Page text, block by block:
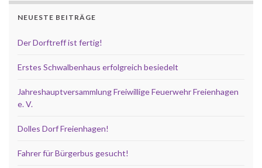
NEUESTE BEITRÄGE
Der Dorftreff ist fertig!
Erstes Schwalbenhaus erfolgreich besiedelt
Jahreshauptversammlung Freiwillige Feuerwehr Freienhagen
e. V.
Dolles Dorf Freienhagen!
Fahrer für Bürgerbus gesucht!